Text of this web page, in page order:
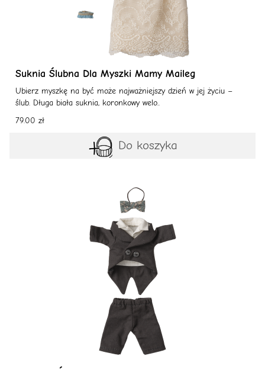
Suknia Ślubna Dla Myszki Mamy Maileg
Ubierz myszkę na być może najważniejszy dzień w jej życiu –
ślub. Długa biała suknia, koronkowy welo..
79.00 zł
Do koszyka